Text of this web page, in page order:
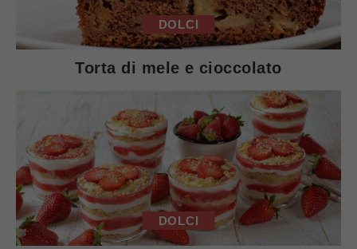
DOLCI
Torta di mele e cioccolato
DOLCI